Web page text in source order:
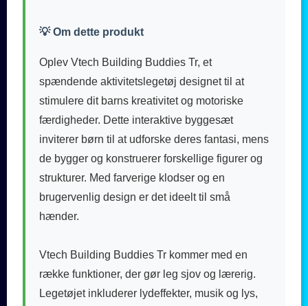
💡 Om dette produkt
Oplev Vtech Building Buddies Tr, et
spændende aktivitetslegetøj designet til at
stimulere dit barns kreativitet og motoriske
færdigheder. Dette interaktive byggesæt
inviterer børn til at udforske deres fantasi, mens
de bygger og konstruerer forskellige figurer og
strukturer. Med farverige klodser og en
brugervenlig design er det ideelt til små
hænder.
Vtech Building Buddies Tr kommer med en
række funktioner, der gør leg sjov og lærerig.
Legetøjet inkluderer lydeffekter, musik og lys,